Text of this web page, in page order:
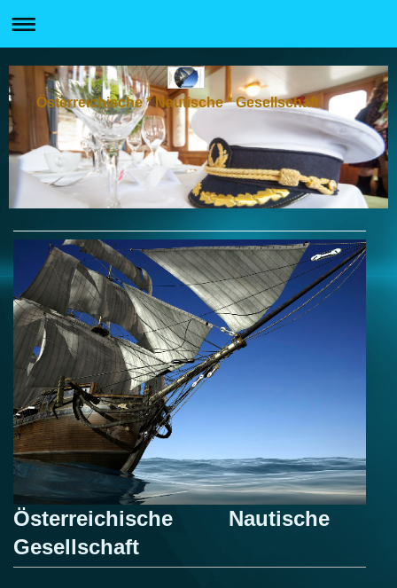
Österreichische * Nautische * Gesellschaft
Österreichische Nautische
Gesellschaft